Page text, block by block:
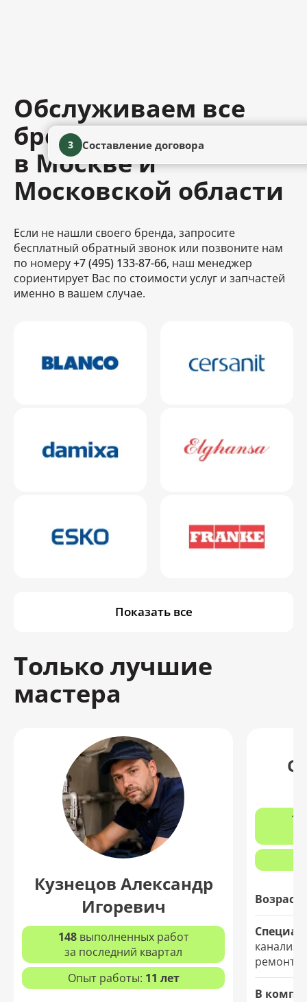
3 Составление договора
Обслуживаем все
бренды сантехники
в Москве и
Московской области
Если не нашли своего бренда, запросите
бесплатный обратный звонок или позвоните нам
по номеру+7 (495) 133-87-66, наш менеджер
сориентирует Вас по стоимости услуг и запчастей
именно в вашем случае.
Показать все
Только лучшие
мастера
Кузнецов Александр
Игоревич
148выполненных работ
за последний квартал
Опыт работы: 11 лет
Возраст:
ремонт
В